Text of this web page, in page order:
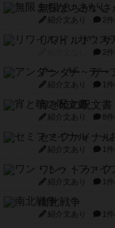
無限まちがいさ
紹介文あり 2
リワイルド：サ
2
アンダー・ザ・
紹介文あり 1
宵と暁の呪文書
紹介文あり 8
セミファイナ
紹介文あり 1
ワン・トゥ・フ
紹介文あり 1
南北戦争
紹介文あり 1